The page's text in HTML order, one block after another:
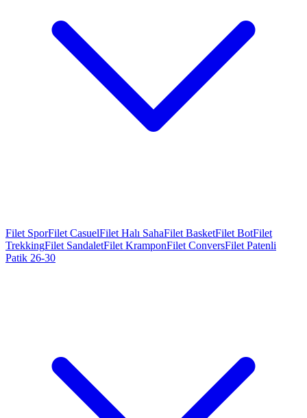
Filet SporFilet CasuelFilet Halı SahaFilet BasketFilet BotFilet
TrekkingFilet SandaletFilet KramponFilet ConversFilet Patenli
Patik 26-30